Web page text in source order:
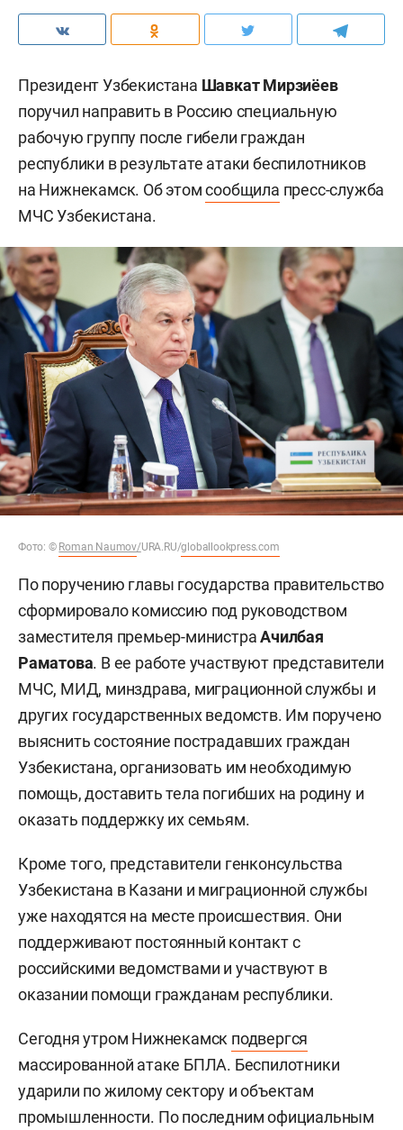
Президент Узбекистана Шавкат Мирзиёев
поручил направить в Россию специальную
рабочую группу после гибели граждан
республики в результате атаки беспилотников
на Нижнекамск. Об этомсообщила пресс-служба
МЧС Узбекистана.
Фото: © Roman Naumov/URA.RU/globallookpress.com
По поручению главы государства правительство
сформировало комиссию под руководством
заместителя премьер-министраАчилбая
Раматова. В ее работе участвуют представители
МЧС, МИД, минздрава, миграционной службы и
других государственных ведомств. Им поручено
выяснить состояние пострадавших граждан
Узбекистана, организовать им необходимую
помощь, доставить тела погибших на родину и
оказать поддержку их семьям.
Кроме того, представители генконсульства
Узбекистана в Казани и миграционной службы
уже находятся на месте происшествия. Они
поддерживают постоянный контакт с
российскими ведомствами и участвуют в
оказании помощи гражданам республики.
Сегодня утром Нижнекамск подвергся
массированной атаке БПЛА. Беспилотники
ударили по жилому сектору и объектам
промышленности. По последним официальным